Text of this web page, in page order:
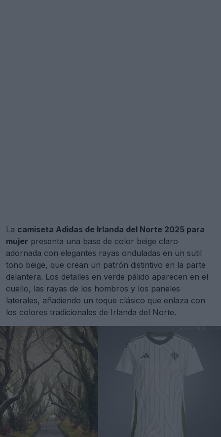
La camiseta Adidas de Irlanda del Norte 2025 para
mujer presenta una base de color beige claro
adornada con elegantes rayas onduladas en un sutil
tono beige, que crean un patrón distintivo en la parte
delantera. Los detalles en verde pálido aparecen en el
cuello, las rayas de los hombros y los paneles
laterales, añadiendo un toque clásico que enlaza con
los colores tradicionales de Irlanda del Norte.